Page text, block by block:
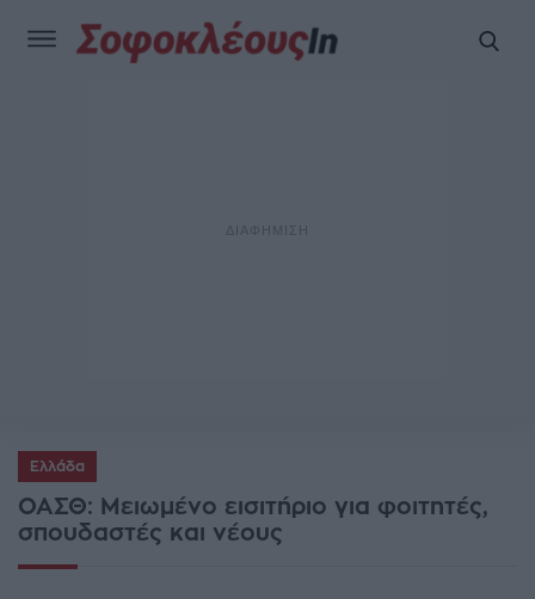
Ελλάδα
ΟΑΣΘ: Μειωμένο εισιτήριο για φοιτητές,
σπουδαστές και νέους